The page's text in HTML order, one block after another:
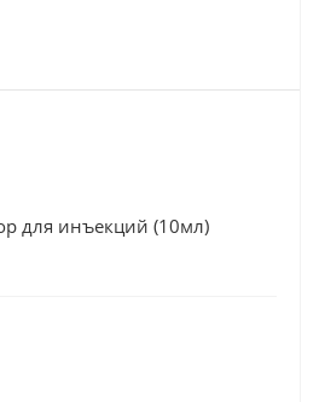
для инъекций (10мл)